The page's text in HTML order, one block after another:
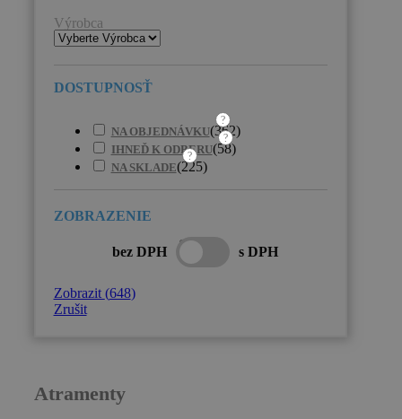
Výrobca
NA OBJEDNÁVKU(362)
?
IHNEĎ K ODBERU(58)
?
NA SKLADE(225)
?
bez DPH s DPH
Zobrazit (648)
Zrušit
Atramenty